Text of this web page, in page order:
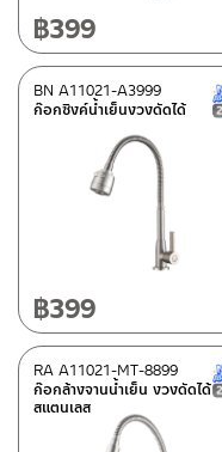
Gun gray
(1)
Stainless steel MATT
Stainless steel SHINY
Black
Type
BEN-fittings
฿399
ก๊อกซิงค์น้ำเย็นงวงดัดได้
BN A11021-A3999
฿399
ก๊อกล้างจานน้ำเย็น งวงดัดได้
สแตนเลส
RA A11021-MT-8899